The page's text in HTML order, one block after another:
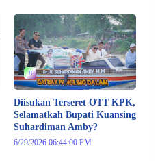
8
Diisukan Terseret OTT KPK,
Selamatkah Bupati Kuansing
Suhardiman Amby?
6/29/2026 06:44:00 PM